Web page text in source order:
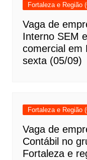
Fortaleza e Região
Vaga de
Interno SEM
comercial em
sexta (05/09)
Fortaleza e Região
Vaga de
Contábil no
Fortaleza e